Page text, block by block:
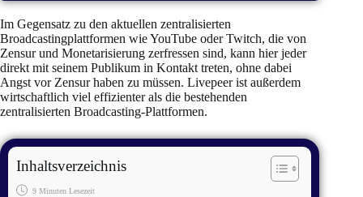
Im Gegensatz zu den aktuellen zentralisierten
Broadcastingplattformen wie YouTube oder Twitch, die von
Zensur und Monetarisierung zerfressen sind, kann hier jeder
direkt mit seinem Publikum in Kontakt treten, ohne dabei
Angst vor Zensur haben zu müssen. Livepeer ist außerdem
wirtschaftlich viel effizienter als die bestehenden
zentralisierten Broadcasting-Plattformen.
Inhaltsverzeichnis
9 Minuten Lesezeit